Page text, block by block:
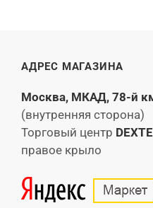
АДРЕС МАГАЗИНА
Москва, МКАД, 78-й
(внутренняя сторона)
Торговый центр
правое крыло